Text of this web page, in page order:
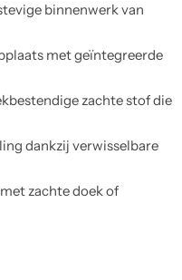
binnenwerk van
met geïntegreerde
zachte stof die
dankzij verwisselbare
zachte doek of